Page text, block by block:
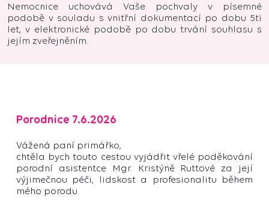
Nemocnice uchovává Vaše pochvaly v písemné
podobě v souladu s vnitřní dokumentací po dobu 5ti
let, v elektronické podobě po dobu trvání souhlasu s
jejím zveřejněním.
Porodnice 7.6.2026
Vážená paní primářko,
chtěla bych touto cestou vyjádřit vřelé poděkování
porodní asistentce Mgr. Kristýně Ruttové za její
výjimečnou péči, lidskost a profesionalitu během
mého porodu.